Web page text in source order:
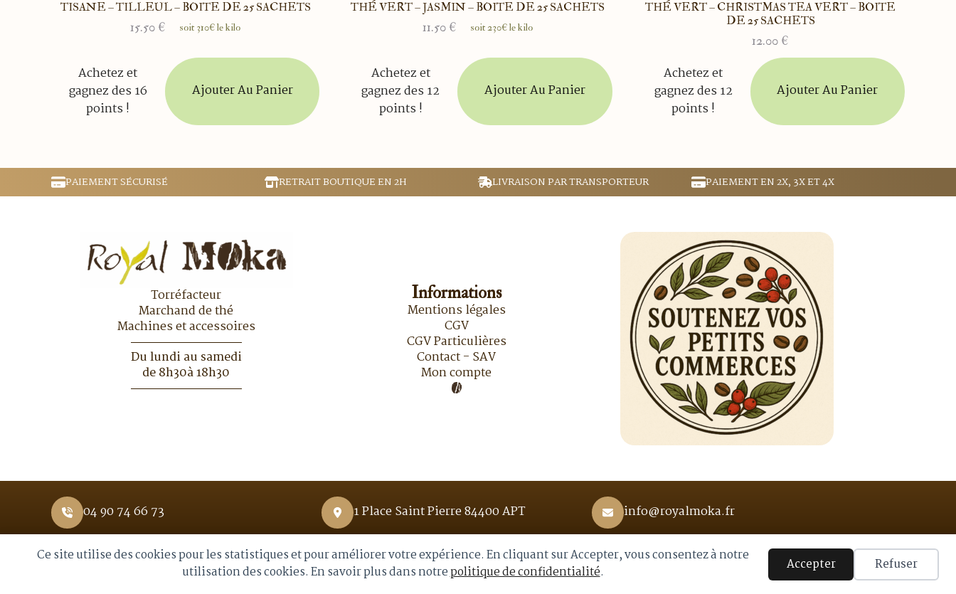
TISANE – TILLEUL – BOITE DE 25 SACHETS
15.50 € soit 310€ le kilo
Achetez et
gagnez des 16
points !
Ajouter Au Panier
THÉ VERT – JASMIN – BOITE DE 25 SACHETS
11.50 € soit 230€ le kilo
Achetez et
gagnez des 12
points !
Ajouter Au Panier
THÉ VERT – CHRISTMAS TEA VERT – BOITE
DE 25 SACHETS
12.00 €
Achetez et
gagnez des 12
points !
Ajouter Au Panier
PAIEMENT SÉCURISÉ RETRAIT BOUTIQUE EN 2H LIVRAISON PAR TRANSPORTEUR PAIEMENT EN 2X, 3X ET 4X
Torréfacteur
Marchand de thé
Machines et accessoires
Du lundi au samedi
de 8h30à 18h30
Informations
Mentions légales
CGV
CGV Particulières
Contact - SAV
Mon compte
04 90 74 66 73 1 Place Saint Pierre 84400 APT info@royalmoka.fr
© 2026 Royal Moka. Tous droits réservés
Ce site utilise des cookies pour les statistiques et pour améliorer votre expérience. En cliquant sur Accepter, vous consentez à notre
utilisation des cookies. En savoir plus dans notrepolitique de confidentialité. Accepter Refuser